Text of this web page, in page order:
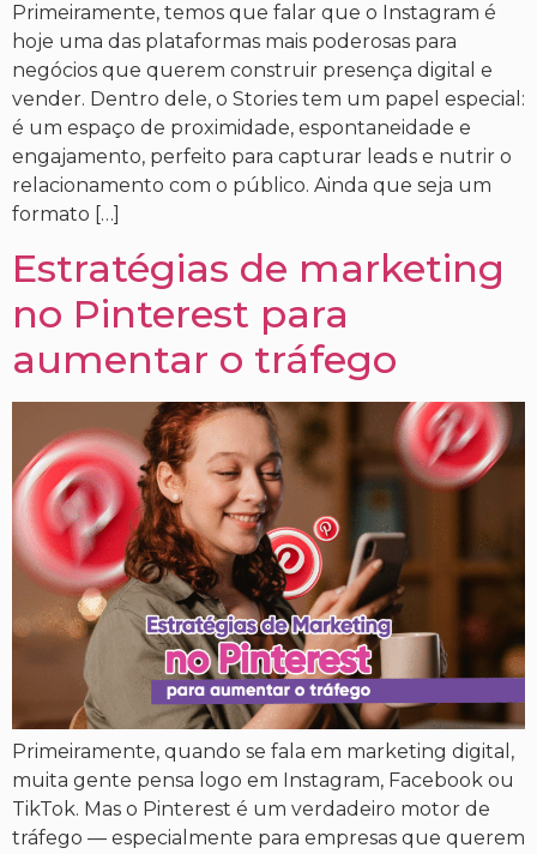
Primeiramente, temos que falar que o Instagram é
hoje uma das plataformas mais poderosas para
negócios que querem construir presença digital e
vender. Dentro dele, o Stories tem um papel especial:
é um espaço de proximidade, espontaneidade e
engajamento, perfeito para capturar leads e nutrir o
relacionamento com o público. Ainda que seja um
formato […]
Estratégias de marketing
no Pinterest para
aumentar o tráfego
Primeiramente, quando se fala em marketing digital,
muita gente pensa logo em Instagram, Facebook ou
TikTok. Mas o Pinterest é um verdadeiro motor de
tráfego — especialmente para empresas que querem